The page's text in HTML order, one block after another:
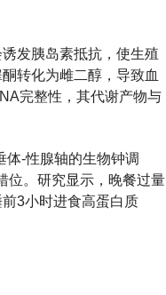
发胰岛素抵抗，使生殖
转化为雌二醇，导致血
完整性，其代谢产物与
体-性腺轴的生物钟调
位。研究显示，晚餐过量
3小时进食高蛋白质